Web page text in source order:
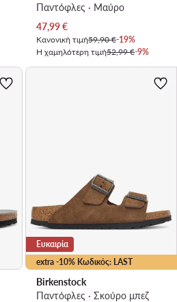
Παντόφλες · Μαύρο
Τρέχουσα τιμή
47,99€
Κανονική τιμή59,90 €-19%
Η χαμηλότερη τιμή52,99 €-9%
extra -10% Κωδικός: LAST
Ευκαιρία
Birkenstock
Παντόφλες · Σκούρο μπεζ